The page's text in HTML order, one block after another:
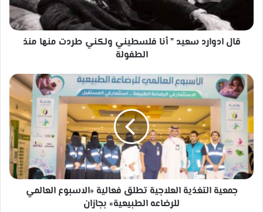
منها
قال ادوارد سعيد " أنا فلسطيني ولكني طردت منها منذ
الطفولة
جمعية
التغذية
العلاجية
تطلق
فعالية
«اﻻﺳﺒﻮع
اﻟﻌﺎﻟﻤﻲ
ﻟﻠﺮﺿﺎﻋﻪ
اﻟﻄﺒﻴﻌﻴﺔ»
بجازانجمعية التغذية العلاجية تطلق فعالية «اﻻﺳﺒﻮع اﻟﻌﺎﻟﻤﻲ
ﻟﻠﺮﺿﺎﻋﻪ اﻟﻄﺒﻴﻌﻴﺔ» بجازان